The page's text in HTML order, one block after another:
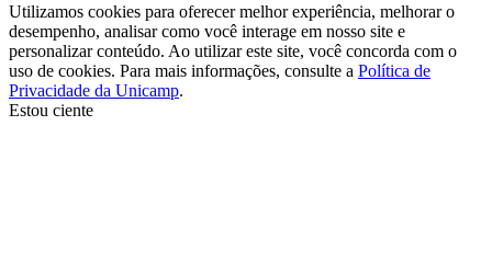
Utilizamos cookies para oferecer melhor experiência, melhorar o
desempenho, analisar como você interage em nosso site e
personalizar conteúdo. Ao utilizar este site, você concorda com o
uso de cookies. Para mais informações, consulte a Política de
Privacidade da Unicamp.
Estou ciente